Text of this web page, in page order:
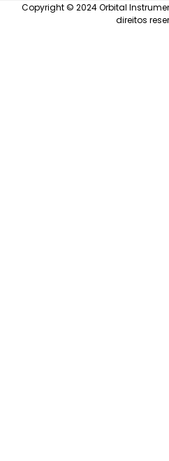
Copyright © 2024 Orbital
direitos